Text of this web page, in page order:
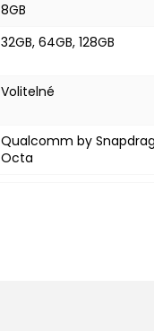
8GB
32GB, 64GB, 128GB
Volitelné
Qualcomm by
Octa